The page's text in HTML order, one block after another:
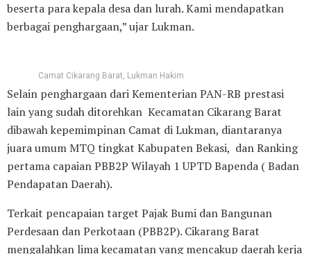
beserta para kepala desa dan lurah. Kami mendapatkan
berbagai penghargaan,” ujar Lukman.
Camat Cikarang Barat, Lukman Hakim
Selain penghargaan dari Kementerian PAN-RB prestasi
lain yang sudah ditorehkan Kecamatan Cikarang Barat
dibawah kepemimpinan Camat di Lukman, diantaranya
juara umum MTQ tingkat Kabupaten Bekasi, dan Ranking
pertama capaian PBB2P Wilayah 1 UPTD Bapenda ( Badan
Pendapatan Daerah).
Terkait pencapaian target Pajak Bumi dan Bangunan
Perdesaan dan Perkotaan (PBB2P). Cikarang Barat
mengalahkan lima kecamatan yang mencakup daerah kerja